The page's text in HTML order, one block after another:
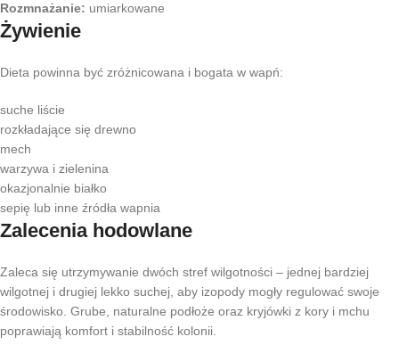
Rozmnażanie: umiarkowane
Żywienie
Dieta powinna być zróżnicowana i bogata w wapń:
suche liście
rozkładające się drewno
mech
warzywa i zielenina
okazjonalnie białko
sepię lub inne źródła wapnia
Zalecenia hodowlane
Zaleca się utrzymywanie dwóch stref wilgotności – jednej bardziej
wilgotnej i drugiej lekko suchej, aby izopody mogły regulować swoje
środowisko. Grube, naturalne podłoże oraz kryjówki z kory i mchu
poprawiają komfort i stabilność kolonii.